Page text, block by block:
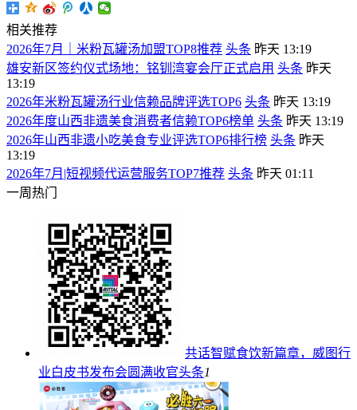
相关推荐
2026年7月｜米粉瓦罐汤加盟TOP8推荐 头条 昨天 13:19
雄安新区签约仪式场地：铭钏湾宴会厅正式启用 头条 昨天
13:19
2026年米粉瓦罐汤行业信赖品牌评选TOP6 头条 昨天 13:19
2026年度山西非遗美食消费者信赖TOP6榜单 头条 昨天 13:19
2026年山西非遗小吃美食专业评选TOP6排行榜 头条 昨天
13:19
2026年7月|短视频代运营服务TOP7推荐 头条 昨天 01:11
一周热门
共话智赋食饮新篇章，威图行
业白皮书发布会圆满收官头条1